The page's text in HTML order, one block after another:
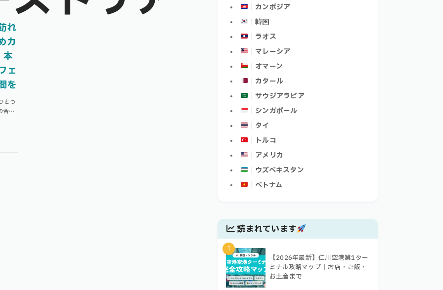
れ
カ
本
ェ
を
とつ
合間
｜カンボジア
｜韓国
｜ラオス
｜マレーシア
｜オマーン
｜カタール
｜サウジアラビア
｜シンガポール
｜タイ
｜トルコ
｜アメリカ
｜ウズベキスタン
｜ベトナム
読まれています
1
【2026年最新】仁川空港第1ター
ミナル攻略マップ｜お店・ご飯・
お土産まで